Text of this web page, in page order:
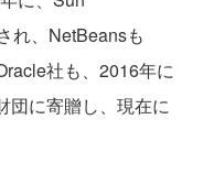
れ、NetBeansも
社も、2016年に
団に寄贈し、現在に